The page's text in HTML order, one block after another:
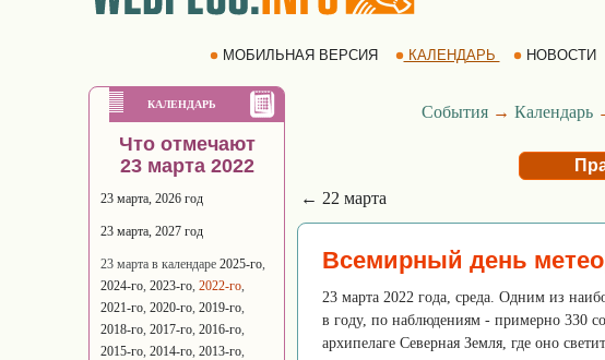
МОБИЛЬНАЯ ВЕРСИЯ КАЛЕНДАРЬ НОВОСТИ
КАЛЕНДАРЬ
Что отмечают
23 марта 2022
23 марта, 2026 год
23 марта, 2027 год
23 марта в календаре 2025-го,
2024-го, 2023-го, 2022-го,
2021-го, 2020-го, 2019-го,
2018-го, 2017-го, 2016-го,
2015-го, 2014-го, 2013-го,
События → Календарь
← 22 марта
Всемирный день
23 марта 2022 года, среда. Одним из
в году, по наблюдениям - примерно 330
архипелаге Северная Земля, где оно